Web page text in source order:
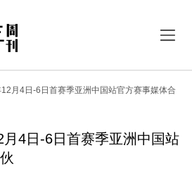
月4日-6日首赛季亚洲中国站官方赛事媒体合
月4日-6日首赛季亚洲中国站